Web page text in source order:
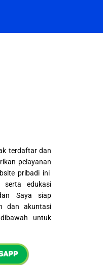
terdaftar dan
pelayanan
pribadi ini
serta edukasi
Saya siap
dan akuntasi
untuk